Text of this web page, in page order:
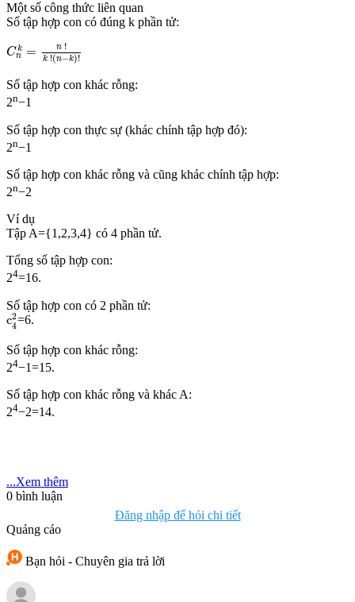
Một số công thức liên quan
Số tập hợp con có đúng k phần tử:
Ck
n
= n !
k !(n−k)!
Cnk ! n
Số tập hợp con khác rỗng:
2n−1
​Số tập hợp con thực sự (khác chính tập hợp đó):
2n−1
Số tập hợp con khác rỗng và cũng khác chính tập hợp:
2n−2
​Ví dụ
Tập A={1,2,3,4} có 4 phần tử.
Tổng số tập hợp con:
24=16.
Số tập hợp con có 2 phần tử:
c2
4
c42
=6.
Số tập hợp con khác rỗng:
24−1=15.
Số tập hợp con khác rỗng và khác A:
24−2=14.
...Xem thêm
0 bình luận
Đăng nhập để hỏi chi tiết
Quảng cáo
Bạn hỏi - Chuyên gia trả lời